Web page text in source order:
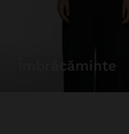
îmbrăcăminte